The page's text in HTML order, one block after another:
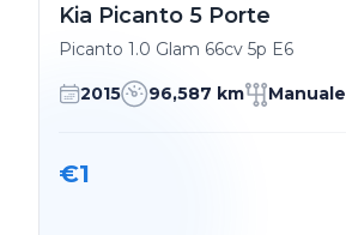
Kia Picanto 5 Porte
Picanto 1.0 Glam 66cv 5p E6
2015 96,587 km Manuale
€1